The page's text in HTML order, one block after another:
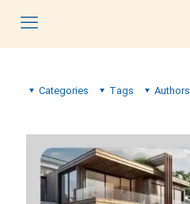
Categories Tags Authors